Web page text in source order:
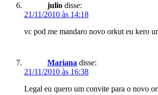
julio disse:
21/11/2010 às 14:18
vc pod me mandaro novo orkut eu kero
Mariana disse:
21/11/2010 às 16:38
Legal eu quero um convite para o novo